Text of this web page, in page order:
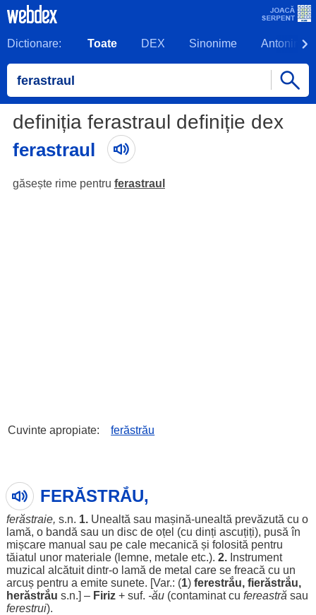
Dictionare: Toate DEX Sinonime Antonime
definiția ferastraul definiție dex
ferastraul
găsește rime pentru ferastraul
Cuvinte apropiate: ferăstrău
FERĂSTRẮU,
ferăstraie, s.n. 1. Unealtă sau mașină-unealtă prevăzută cu o
lamă, o bandă sau un discde oțel (cu dinți ascuțiți), pusă în
mișcare manual sau pe cale mecanică și folosită pentru
tăiatul unor materiale(lemne, metaleetc.). 2. Instrument
muzical alcătuitdintr-o lamă de metal care se freacă cu un
arcuș pentru a emite sunete. [Var.: (1) ferestrắu, fierăstrắu,
herăstrắu s.n.] – Firiz+ suf. -ău(contaminatcu fereastră sau
ferestrui).